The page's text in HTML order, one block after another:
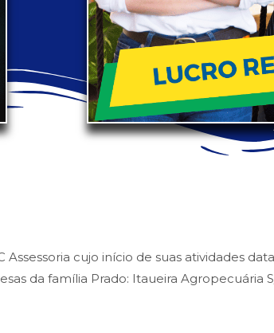
cujo início de suas atividades
da família Prado: Itaueira Agropecuária